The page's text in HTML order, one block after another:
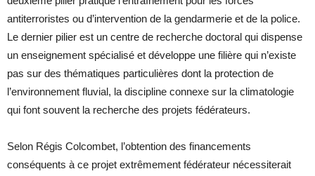
antiterroristes ou d’intervention de la gendarmerie et de la police.
Le dernier pilier est un centre de recherche doctoral qui dispense
un enseignement spécialisé et développe une filière qui n’existe
pas sur des thématiques particulières dont la protection de
l’environnement fluvial, la discipline connexe sur la climatologie
qui font souvent la recherche des projets fédérateurs.
Selon Régis Colcombet, l’obtention des financements
conséquents à ce projet extrêmement fédérateur nécessiterait